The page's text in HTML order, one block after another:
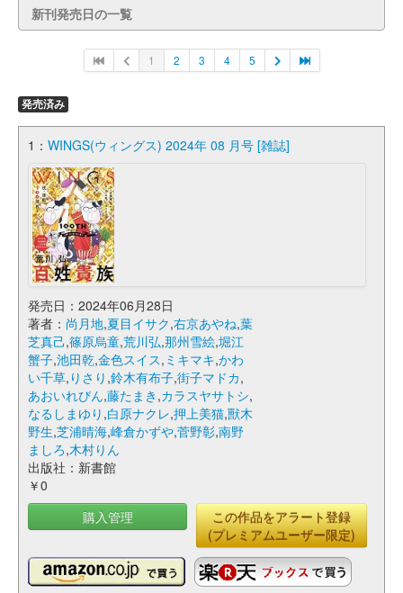
新刊発売日の一覧
1 2 3 4 5
発売済み
1： WINGS(ウィングス) 2024年 08 月号 [雑誌]
発売日：2024年06月28日
著者： 尚月地,夏目イサク,右京あやね,葉
芝真己,篠原烏童,荒川弘,那州雪絵,堀江
蟹子,池田乾,金色スイス, ミキマキ,かわ
い千草, りさり ,鈴木有布子,街子マドカ,
あおいれびん,藤たまき ,カラスヤサトシ,
なるしまゆり ,白原ナクレ,押上美猫,獸木
野生,芝浦晴海,峰倉かずや,菅野彰,南野
ましろ,木村りん
出版社：新書館
￥0
購入管理
この作品をアラート登録
(プレミアムユーザー限定)